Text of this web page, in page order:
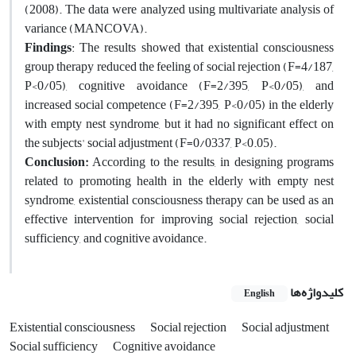
(2008). The data were analyzed using multivariate analysis of
variance (MANCOVA).
Findings: The results showed that existential consciousness
grouptherapy reduced the feeling of social rejection (F=4/187,
P<0/05), cognitive avoidance (F=2/395, P<0/05), and
increased social competence (F=2/395, P<0/05) in the elderly
with empty nest syndrome, but it had no significant effect on
the subjects' social adjustment (F=0/0337, P<0.05).
Conclusion:According to the results, in designing programs
related to promoting health in the elderly with empty nest
syndrome, existential consciousness therapy can be used as an
effective intervention for improving social rejection, social
sufficiency, and cognitive avoidance.
کلیدواژه‌ها English
Existential consciousness Social rejection
Social adjustment
Social sufficiency
Cognitive avoidance